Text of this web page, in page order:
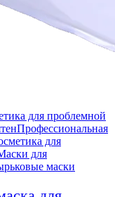
для проблемной
Профессиональная
для
для
маски